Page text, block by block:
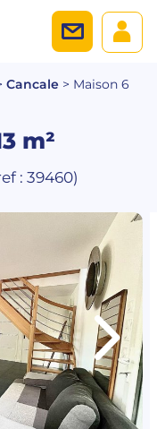
Cancale > Maison 6
m²
: 39460)